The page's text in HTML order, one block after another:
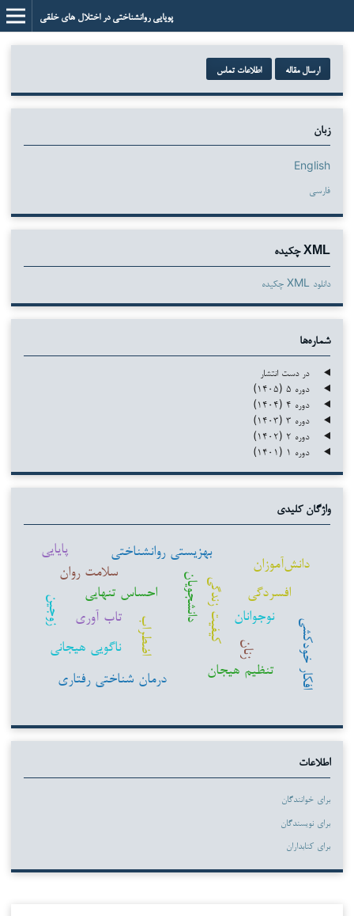
پویایی روانشناختی در اختلال های خلقی
ارسال مقاله اطلاعات تماس
زبان
English
فارسی
XML چکیده
دانلود XML چکیده
شماره‌ها
در دست انتشار
دوره ۵ (۱۴۰۵)
دوره ۴ (۱۴۰۴)
دوره ۳ (۱۴۰۳)
دوره ۲ (۱۴۰۲)
دوره ۱ (۱۴۰۱)
واژگان کلیدی
اضطراب
دانشجویانکیفیت زندگی نوجوانان
افسردگی
بهزیستی روانشناختی
دانش‌آموزان
زنان
تنظیم هیجان
درمان شناختی رفتاری
ناگویی هیجانی
احساس تنهایی
زوجین
افکار خودکشی
تاب آوری
سلامت روان
پایایی
اطلاعات
برای خوانندگان
برای نویسندگان
برای کتابداران